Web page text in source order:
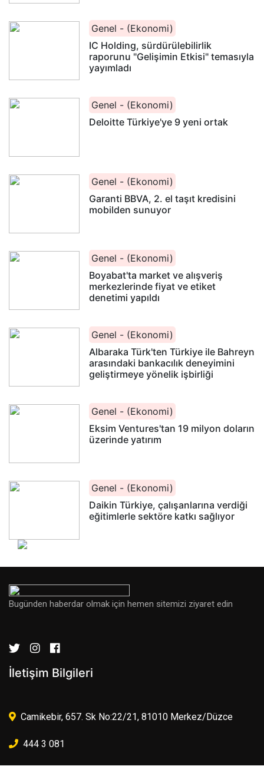
Genel - (Ekonomi)
IC Holding, sürdürülebilirlik
raporunu "Gelişimin Etkisi" temasıyla
yayımladı
Genel - (Ekonomi)
Deloitte Türkiye'ye 9 yeni ortak
Genel - (Ekonomi)
Garanti BBVA, 2. el taşıt kredisini
mobilden sunuyor
Genel - (Ekonomi)
Boyabat'ta market ve alışveriş
merkezlerinde fiyat ve etiket
denetimi yapıldı
Genel - (Ekonomi)
Albaraka Türk'ten Türkiye ile Bahreyn
arasındaki bankacılık deneyimini
geliştirmeye yönelik işbirliği
Genel - (Ekonomi)
Eksim Ventures'tan 19 milyon doların
üzerinde yatırım
Genel - (Ekonomi)
Daikin Türkiye, çalışanlarına verdiği
eğitimlerle sektöre katkı sağlıyor
Bugünden haberdar olmak için hemen sitemizi ziyaret edin
İletişim Bilgileri
Camikebir, 657. Sk No:22/21, 81010 Merkez/Düzce
444 3 081